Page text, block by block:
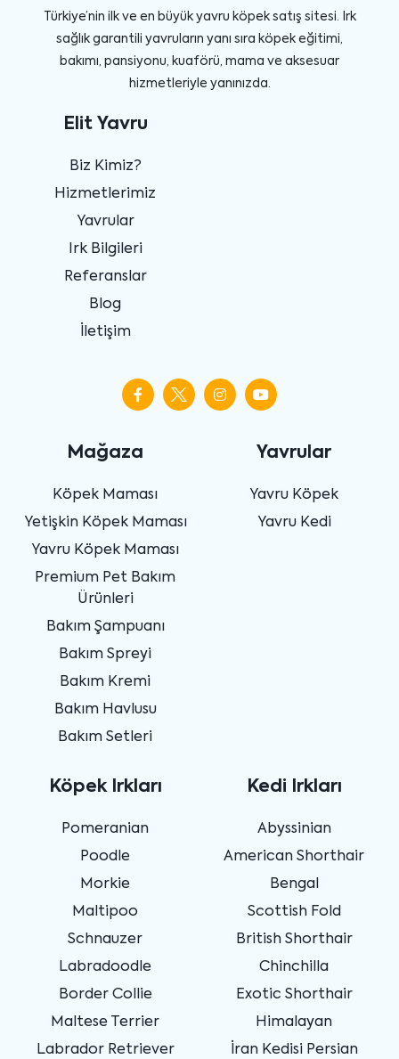
Türkiye’nin ilk ve en büyük yavru köpek satış sitesi. Irk
sağlık garantili yavruların yanı sıra köpek eğitimi,
bakımı, pansiyonu, kuaförü, mama ve aksesuar
hizmetleriyle yanınızda.
Elit Yavru
Biz Kimiz?
Hizmetlerimiz
Yavrular
Irk Bilgileri
Referanslar
Blog
İletişim
Mağaza
Köpek Maması
Yetişkin Köpek Maması
Yavru Köpek Maması
Premium Pet Bakım
Ürünleri
Bakım Şampuanı
Bakım Spreyi
Bakım Kremi
Bakım Havlusu
Bakım Setleri
Yavrular
Yavru Köpek
Yavru Kedi
Köpek Irkları
Pomeranian
Poodle
Morkie
Maltipoo
Schnauzer
Labradoodle
Border Collie
Maltese Terrier
Labrador Retriever
Kedi Irkları
Abyssinian
American Shorthair
Bengal
Scottish Fold
British Shorthair
Chinchilla
Exotic Shorthair
Himalayan
İran Kedisi Persian